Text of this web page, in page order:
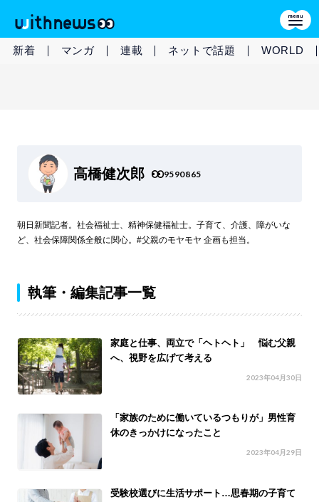
新着 マンガ 連載 ネットで話題 WORLD
高橋健次郎 9590865
朝日新聞記者。社会福祉士、精神保健福祉士。子育て、介護、障がいな
ど、社会保障関係全般に関心。#父親のモヤモヤ 企画も担当。
執筆・編集記事一覧
家庭と仕事、両立で「ヘトヘト」 悩む父親
へ、視野を広げて考える
2023年04月30日
「家族のために働いているつもりが」男性育
休のきっかけになったこと
2023年04月29日
受験校選びに生活サポート…思春期の子育て